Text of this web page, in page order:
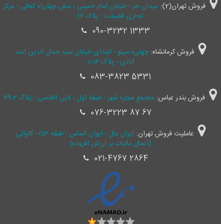
فروش تهران(2):
میدان حر - خیابان امام خمینی - نبش چهارراه کمالی - مرکز
تجاری فضیلت - پلاک ۱۷
090-3232 1333
فروش کرمانشاه:چهارره سیلو - ابتدای خیابان سید جمال ‌الدین اسد
آبادی - پلاک 1016
083-3823 5331
فروش بندر عباس: مجتمع ستاره شهر - طبقه اول - لاین اطلسی - پلاک 2-69
076-3223 87 67
عاملیت فروش تهران:
ایران مال - ایوان الماس - طبقه G3 - کاوانی
(اعمال مالیات بر ارزش افزوده)
021-4767 2864